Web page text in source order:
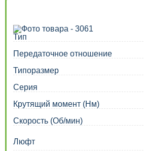
Тип
Передаточное отношение
Типоразмер
Серия
Крутящий момент (Нм)
Скорость (Об/мин)
Люфт